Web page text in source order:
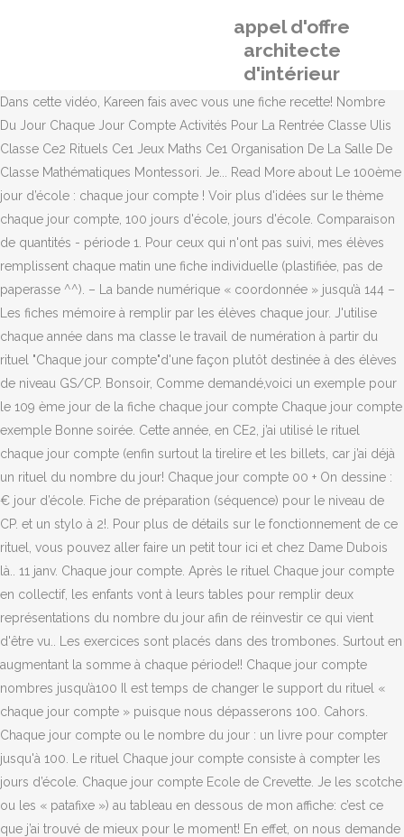
appel d'offre
architecte
d'intérieur
Dans cette vidéo, Kareen fais avec vous une fiche recette! Nombre
Du Jour Chaque Jour Compte Activités Pour La Rentrée Classe Ulis
Classe Ce2 Rituels Ce1 Jeux Maths Ce1 Organisation De La Salle De
Classe Mathématiques Montessori. Je... Read More about Le 100ème
jour d’école : chaque jour compte ! Voir plus d'idées sur le thème
chaque jour compte, 100 jours d'école, jours d'école. Comparaison
de quantités - période 1. Pour ceux qui n'ont pas suivi, mes élèves
remplissent chaque matin une fiche individuelle (plastifiée, pas de
paperasse ^^). – La bande numérique « coordonnée » jusqu’à 144 –
Les fiches mémoire à remplir par les élèves chaque jour. J'utilise
chaque année dans ma classe le travail de numération à partir du
rituel "Chaque jour compte"d'une façon plutôt destinée à des élèves
de niveau GS/CP. Bonsoir, Comme demandé,voici un exemple pour
le 109 ème jour de la fiche chaque jour compte Chaque jour compte
exemple Bonne soirée. Cette année, en CE2, j’ai utilisé le rituel
chaque jour compte (enfin surtout la tirelire et les billets, car j’ai déjà
un rituel du nombre du jour! Chaque jour compte 00 + On dessine :
€ jour d’école. Fiche de préparation (séquence) pour le niveau de
CP. et un stylo à 2!. Pour plus de détails sur le fonctionnement de ce
rituel, vous pouvez aller faire un petit tour ici et chez Dame Dubois
là.. 11 janv. Chaque jour compte. Après le rituel Chaque jour compte
en collectif, les enfants vont à leurs tables pour remplir deux
représentations du nombre du jour afin de réinvestir ce qui vient
d'être vu.. Les exercices sont placés dans des trombones. Surtout en
augmentant la somme à chaque période!! Chaque jour compte
nombres jusqu’à100 Il est temps de changer le support du rituel «
chaque jour compte » puisque nous dépasserons 100. Cahors.
Chaque jour compte ou le nombre du jour : un livre pour compter
jusqu'à 100. Le rituel Chaque jour compte consiste à compter les
jours d’école. Chaque jour compte Ecole de Crevette. Je les scotche
ou les « patafixe ») au tableau en dessous de mon affiche: c’est ce
que j’ai trouvé de mieux pour le moment! En effet, on nous demande